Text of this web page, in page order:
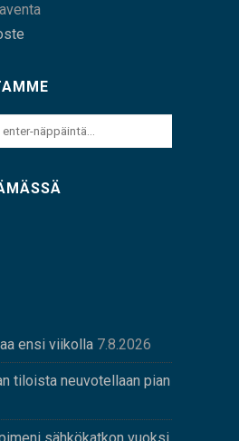
ensi viikolla 7.8.2026
tiloista neuvotellaan pian